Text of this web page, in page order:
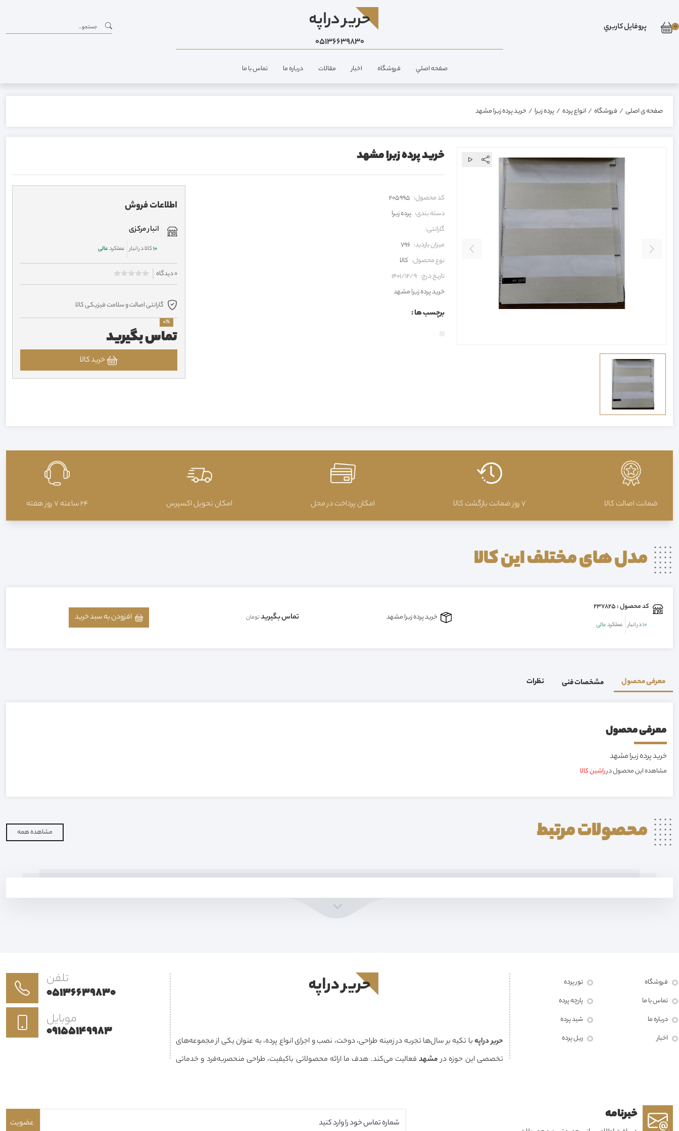
0 پروفايل کاربري حرير دراپه
05136639830
صفحه اصلي فروشگاه اخبار مقالات درباره ما تماس با ما
صفحه ی اصلی / فروشگاه / انواع پرده / پرده زبرا / خرید پرده زبرا مشهد
خرید پرده زبرا مشهد
کد محصول: 205995
دسته بندی: پرده زبرا
گارانتی:
میزان بازدید: 796
نوع محصول: کالا
تاریخ درج: 1401/12/9
خرید پرده زبرا مشهد
برچسب ها :
اطلاعات فروش
انبار مرکزی
10کالا در انبار عملکردعالی
0 دیدگاه
گارانتی اصالت و سلامت فیزیکی کالا
0%
تماس بگیرید
خرید کالا
ضمانت اصالت کالا 7 روز ضمانت بازگشت کالا امکان پرداخت در محل امکان تحويل اکسپرس 24 ساعته 7 روز هفته
مدل های مختلف اینکالا
کد محصول : 237825
10در انبار عملکردعالی
خرید پرده زبرا مشهد تماس بگیریدتومان افزودن به سبد خرید
معرفی محصول مشخصات فنی نظرات
معرفی محصول
خرید پرده زبرا مشهد
مشاهده این محصول درراشین کالا
محصولاتمرتبط مشاهده همه
فروشگاه
تماس با ما
درباره ما
اخبار
تور پرده
پارچه پرده
شید پرده
ریل پرده
حرير دراپه
حرير دراپهبا تکیه بر سال‌ها تجربه در زمینه طراحی، دوخت، نصب و اجرای انواع پرده، به عنوان یکی از مجموعه‌های
تخصصی این حوزه درمشهد
فعالیت می‌کند. هدف ما ارائه محصولاتی باکیفیت، طراحی منحصربه‌فرد و خدماتی
تلفن
05136639830
موبایل
09155149983
خبرنامه عضویت